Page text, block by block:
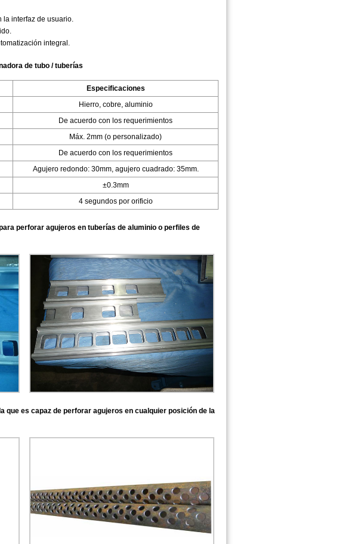
la interfaz de usuario.
integral.
de tubo / tuberías
Especificaciones
Hierro, cobre, aluminio
De acuerdo con los requerimientos
Máx. 2mm (o personalizado)
De acuerdo con los requerimientos
Agujero redondo: 30mm, agujero cuadrado: 35mm.
±0.3mm
4 segundos por orificio
perforar agujeros en tuberías de aluminio o perfiles de
que es capaz de perforar agujeros en cualquier posición de la